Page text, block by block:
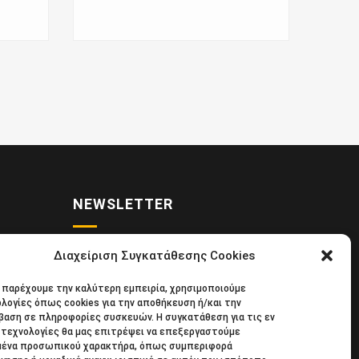
Διαχείριση Συγκατάθεσης Cookies
παρέχουμε την καλύτερη εμπειρία, χρησιμοποιούμε
όπως cookies για την αποθήκευση ή/και την
σε πληροφορίες συσκευών. Η συγκατάθεση για τις εν
θα μας επιτρέψει να επεξεργαστούμε
προσωπικού χαρακτήρα, όπως συμπεριφορά
NEWSLETTER
Κάντε εγγραφή στο ηλεκτρονικό μας
φυλλάδιο και μείνετε στο επίκεντρο
της οικονομικής επικαιρότητας.